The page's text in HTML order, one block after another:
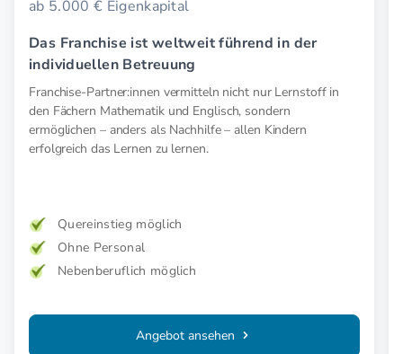
ab 5.000 € Eigenkapital
Das Franchise ist weltweit führend in der
individuellen Betreuung
Franchise-Partner:innen vermitteln nicht nur Lernstoff in
den Fächern Mathematik und Englisch, sondern
ermöglichen – anders als Nachhilfe – allen Kindern
erfolgreich das Lernen zu lernen.
Quereinstieg möglich
Ohne Personal
Nebenberuflich möglich
Angebot ansehen